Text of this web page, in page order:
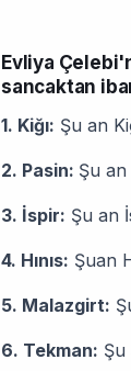
Evliya
sancaktan
1. Kiğı: Şu an
2. Pasin: Şu
3. İspir: Şu an
4. Hınıs: Şuan
5. Malazgirt:
6. Tekman: